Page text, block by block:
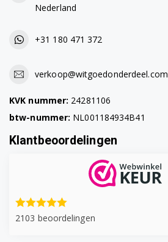
Nederland
+31 180 471 372
verkoop@witgoedonderdeel.com
KVK nummer: 24281106
btw-nummer: NL001184934B41
Klantbeoordelingen
2103 beoordelingen